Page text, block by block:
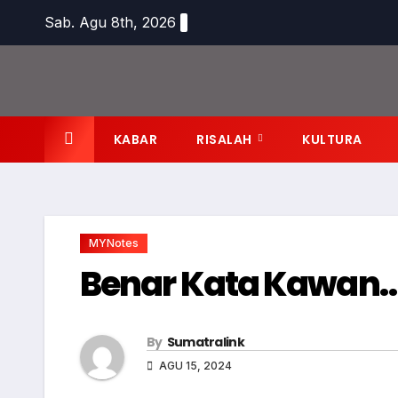
Sab. Agu 8th, 2026
KABAR RISALAH KULTURA
MYNotes
Benar Kata
By Sumatralink
AGU 15, 2024